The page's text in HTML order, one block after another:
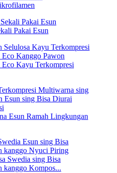
Pakai Esun
Kayu Terkompresi
Esun Ramah Lingkungan
Swedia sing Bisa
kanggo Kompos...